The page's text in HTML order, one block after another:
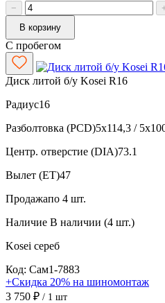
−
В корзину
С пробегом
Диск литой б/у Kosei R16
Радиус16
Разболтовка (PCD)5x114,3 /
Центр. отверстие (DIA)73.1
Вылет (ET)47
Продажапо 4 шт.
Наличие В наличии (4 шт.)
Kosei сереб
Код: Сам1-7883
+Скидка 20% на шиномонтаж
3 750 ₽ / 1 шт